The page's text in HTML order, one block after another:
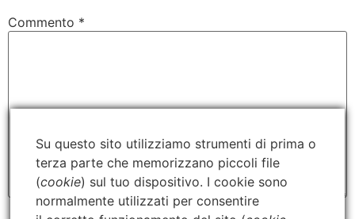
Commento *
Su questo sito utilizziamo strumenti di prima o
terza parte che memorizzano piccoli file
(cookie) sul tuo dispositivo. I cookie sono
normalmente utilizzati per consentire